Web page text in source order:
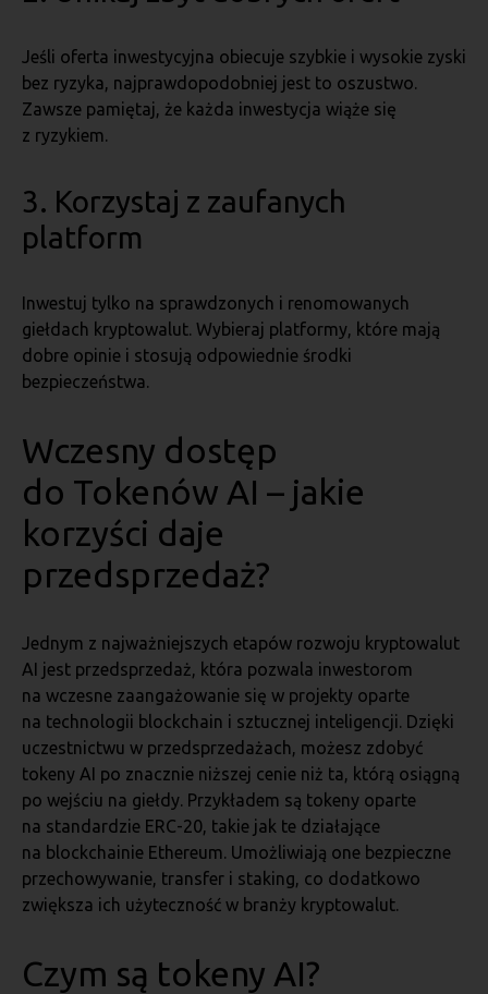
Jeśli oferta inwestycyjna obiecuje szybkie i wysokie zyski
bez ryzyka, najprawdopodobniej jest to oszustwo.
Zawsze pamiętaj, że każda inwestycja wiąże się
z ryzykiem.
3. Korzystaj z zaufanych
platform
Inwestuj tylko na sprawdzonych i renomowanych
giełdach kryptowalut. Wybieraj platformy, które mają
dobre opinie i stosują odpowiednie środki
bezpieczeństwa.
Wczesny dostęp
do Tokenów AI – jakie
korzyści daje
przedsprzedaż?
Jednym z najważniejszych etapów rozwoju kryptowalut
AI jest przedsprzedaż, która pozwala inwestorom
na wczesne zaangażowanie się w projekty oparte
na technologii blockchain i sztucznej inteligencji. Dzięki
uczestnictwu w przedsprzedażach, możesz zdobyć
tokeny AI po znacznie niższej cenie niż ta, którą osiągną
po wejściu na giełdy. Przykładem są tokeny oparte
na standardzie ERC-20, takie jak te działające
na blockchainie Ethereum. Umożliwiają one bezpieczne
przechowywanie, transfer i staking, co dodatkowo
zwiększa ich użyteczność w branży kryptowalut.
Czym są tokeny AI?